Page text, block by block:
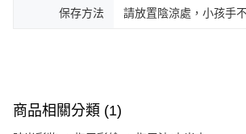
保存方法 請放置陰涼處，小孩手
商品相關分類 (1)